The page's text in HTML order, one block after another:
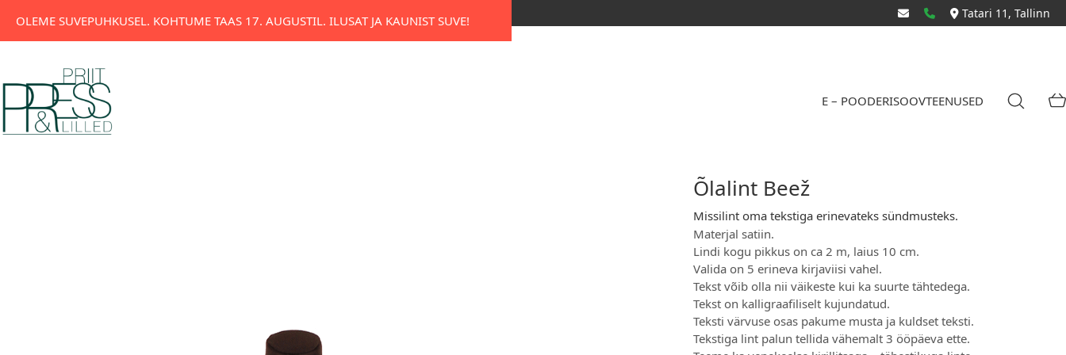
OLEME SUVEPUHKUSEL. KOHTUME TAAS 17. AUGUSTIL. ILUSAT JA KAUNIST SUVE! Tatari 11, Tallinn
E – POODERISOOVTEENUSED
Õlalint Beež
Missilint oma tekstiga erinevateks sündmusteks.
Materjal satiin.
Lindi kogu pikkus on ca 2 m, laius 10 cm.
Valida on 5 erineva kirjaviisi vahel.
Tekst võib olla nii väikeste kui ka suurte tähtedega.
Tekst on kalligraafiliselt kujundatud.
Teksti värvuse osas pakume musta ja kuldset teksti.
Tekstiga lint palun tellida vähemalt 3 ööpäeva ette.